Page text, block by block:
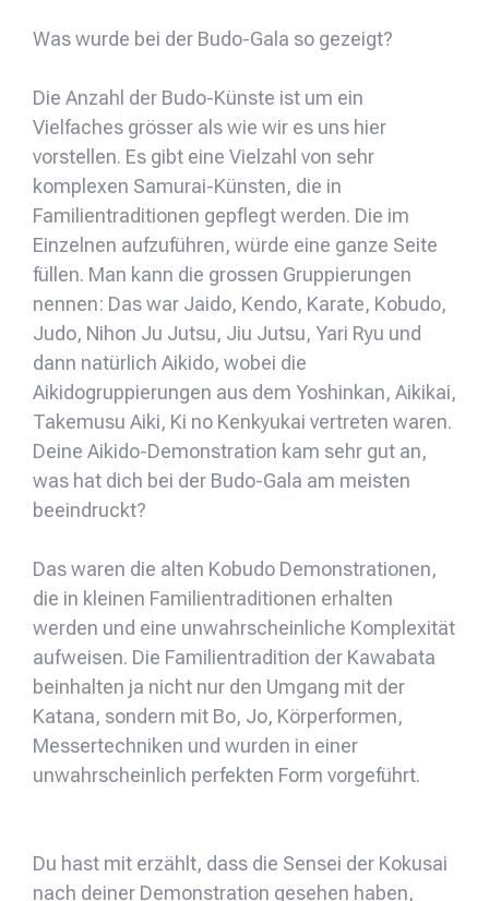
Was wurde bei der Budo-Gala so gezeigt?
Die Anzahl der Budo-Künste ist um ein
Vielfaches grösser als wie wir es uns hier
vorstellen. Es gibt eine Vielzahl von sehr
komplexen Samurai-Künsten, die in
Familientraditionen gepflegt werden. Die im
Einzelnen aufzuführen, würde eine ganze Seite
füllen. Man kann die grossen Gruppierungen
nennen: Das war Jaido, Kendo, Karate, Kobudo,
Judo, Nihon Ju Jutsu, Jiu Jutsu, Yari Ryu und
dann natürlich Aikido, wobei die
Aikidogruppierungen aus dem Yoshinkan, Aikikai,
Takemusu Aiki, Ki no Kenkyukai vertreten waren.
Deine Aikido-Demonstration kam sehr gut an,
was hat dich bei der Budo-Gala am meisten
beeindruckt?
Das waren die alten Kobudo Demonstrationen,
die in kleinen Familientraditionen erhalten
werden und eine unwahrscheinliche Komplexität
aufweisen. Die Familientradition der Kawabata
beinhalten ja nicht nur den Umgang mit der
Katana, sondern mit Bo, Jo, Körperformen,
Messertechniken und wurden in einer
unwahrscheinlich perfekten Form vorgeführt.
Du hast mit erzählt, dass die Sensei der Kokusai
nach deiner Demonstration gesehen haben,